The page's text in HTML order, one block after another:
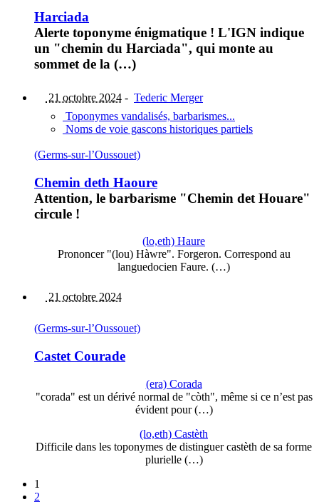
Harciada
Alerte toponyme énigmatique ! L'IGN indique
un "chemin du Harciada", qui monte au
sommet de la (…)
21 octobre 2024 - Tederic Merger
Toponymes vandalisés, barbarismes...
Noms de voie gascons historiques partiels
(Germs-sur-l’Oussouet)
Chemin deth Haoure
Attention, le barbarisme "Chemin det Houare"
circule !
(lo,eth) Haure
Prononcer "(lou) Hàwre". Forgeron. Correspond au
languedocien Faure. (…)
21 octobre 2024
(Germs-sur-l’Oussouet)
Castet Courade
(era) Corada
"corada" est un dérivé normal de "còth", même si ce n’est pas
évident pour (…)
(lo,eth) Castèth
Difficile dans les toponymes de distinguer castèth de sa forme
plurielle (…)
1
2